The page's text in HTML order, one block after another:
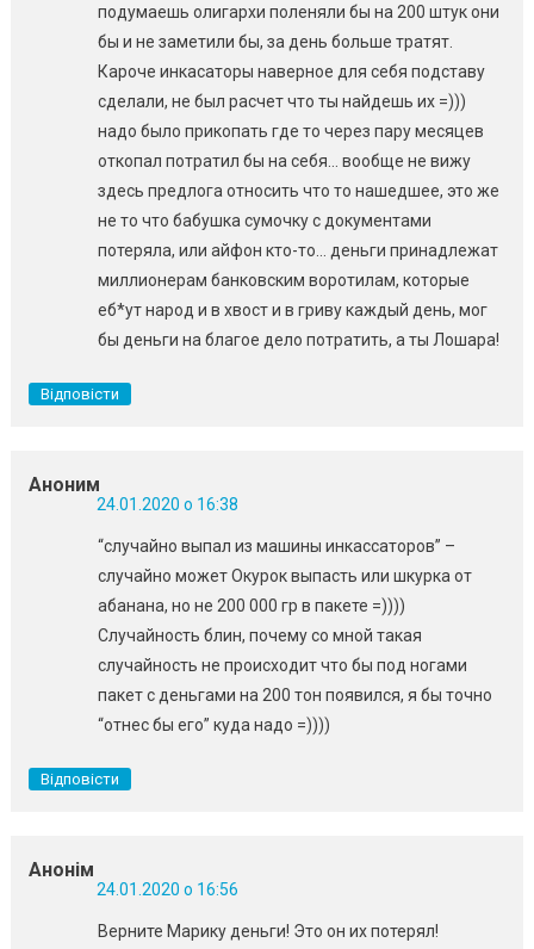
подумаешь олигархи поленяли бы на 200 штук они
бы и не заметили бы, за день больше тратят.
Кароче инкасаторы наверное для себя подставу
сделали, не был расчет что ты найдешь их =)))
надо было прикопать где то через пару месяцев
откопал потратил бы на себя… вообще не вижу
здесь предлога относить что то нашедшее, это же
не то что бабушка сумочку с документами
потеряла, или айфон кто-то… деньги принадлежат
миллионерам банковским воротилам, которые
еб*ут народ и в хвост и в гриву каждый день, мог
бы деньги на благое дело потратить, а ты Лошара!
Відповісти
Аноним
24.01.2020 о 16:38
“случайно выпал из машины инкассаторов” –
случайно может Окурок выпасть или шкурка от
абанана, но не 200 000 гр в пакете =))))
Случайность блин, почему со мной такая
случайность не происходит что бы под ногами
пакет с деньгами на 200 тон появился, я бы точно
“отнес бы его” куда надо =))))
Відповісти
Анонім
24.01.2020 о 16:56
Верните Марику деньги! Это он их потерял!